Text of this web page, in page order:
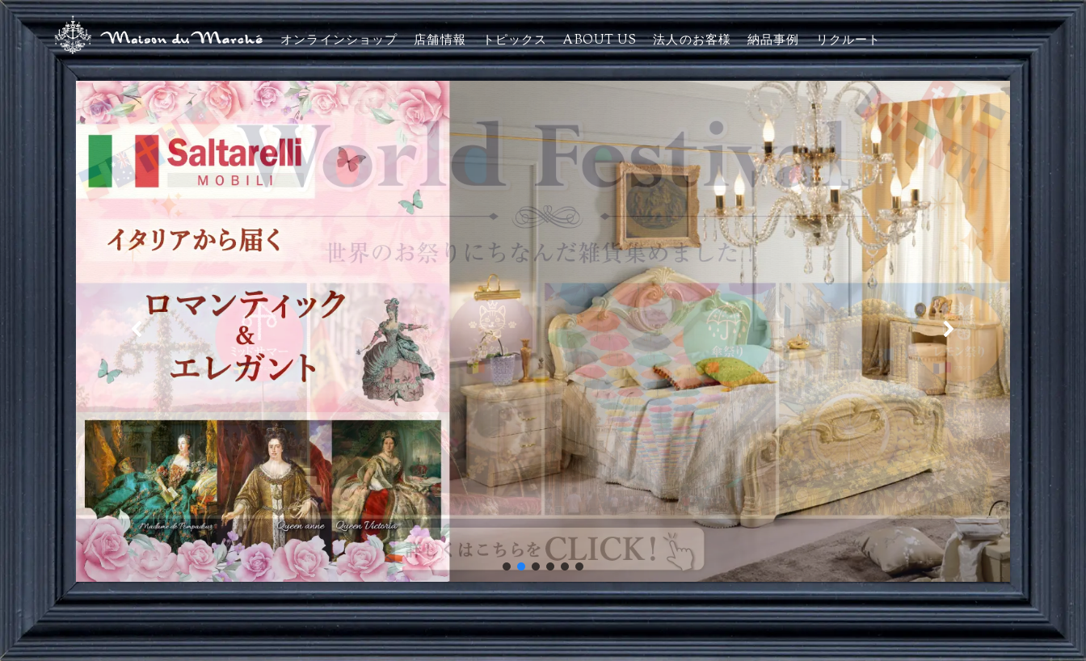
オンラインショップ 店舗情報 トピックス ABOUT US 法人のお客様 納品事例 リクルート